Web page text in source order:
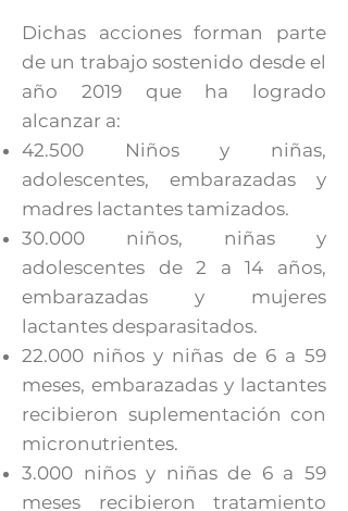
Dichas acciones forman parte
de un trabajo sostenido desde el
año 2019 que ha logrado
alcanzar a:
42.500 Niños y niñas,
adolescentes, embarazadas y
madres lactantes tamizados.
30.000 niños, niñas y
adolescentes de 2 a 14 años,
embarazadas y mujeres
lactantes desparasitados.
22.000 niños y niñas de 6 a 59
meses, embarazadas y lactantes
recibieron suplementación con
micronutrientes.
3.000 niños y niñas de 6 a 59
meses recibieron tratamiento